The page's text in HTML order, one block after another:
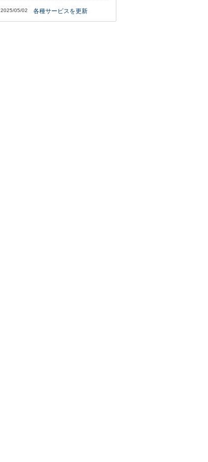
2025/05/02 各種サービスを更新